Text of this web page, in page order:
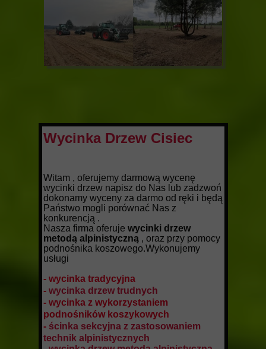
Wycinka Drzew Cisiec
Witam , oferujemy darmową wycenę
wycinki drzew napisz do Nas lub zadzwoń
dokonamy wyceny za darmo od ręki i będą
Państwo mogli porównać Nas z
konkurencją .
Nasza firma oferuje wycinki drzew
metodą alpinistyczną , oraz przy pomocy
podnośnika koszowego.Wykonujemy
usługi
- wycinka tradycyjna
- wycinka drzew trudnych
- wycinka z wykorzystaniem
podnośników koszykowych
- ścinka sekcyjna z zastosowaniem
technik alpinistycznych